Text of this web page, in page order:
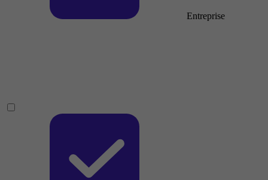
Entreprise